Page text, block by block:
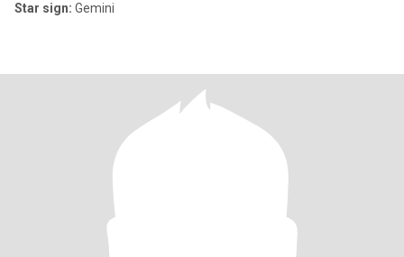
Star sign: Gemini